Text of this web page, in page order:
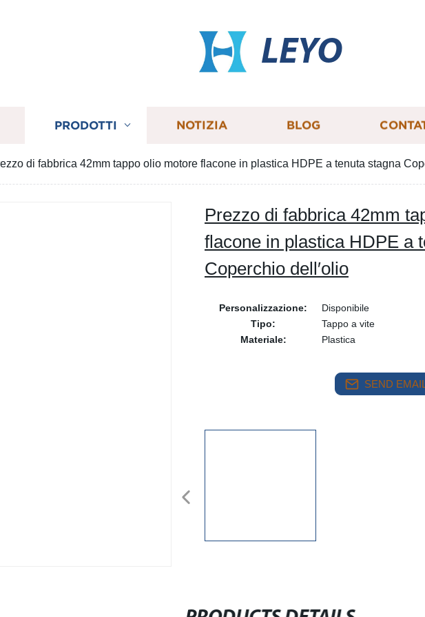
LEYO
PRODOTTI NOTIZIA BLOG
di fabbrica 42mm tappo olio motore flacone in plastica HDPE a tenuta stagna
Prezzo di fabbrica 42mm
flacone in plastica HDPE a
Coperchio dell′olio
Personalizzazione:
Disponibile
Tipo:
Tappo a vite
Materiale:
Plastica
SEND